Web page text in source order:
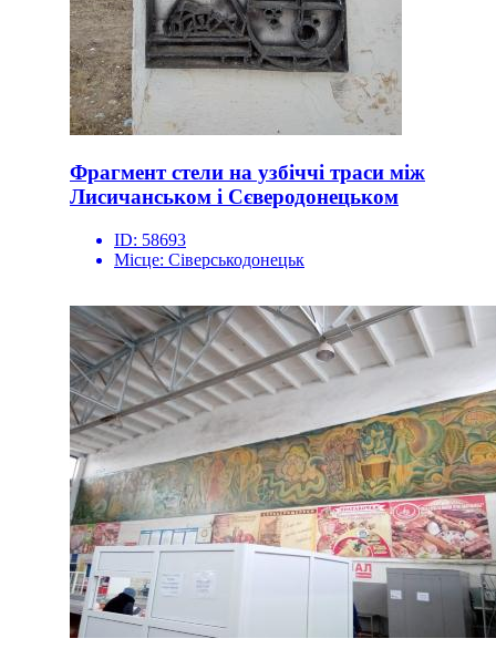
Фрагмент стели на узбіччі траси між
Лисичанськом і Сєверодонецьком
ID: 58693
Місце: Сіверськодонецьк